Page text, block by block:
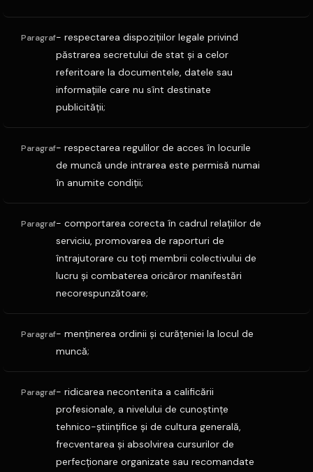
Paragraf- respectarea dispoziţiilor legale privind
păstrarea secretului de stat şi a celor
referitoare la documentele, datele sau
informaţiile care nu sînt destinate
publicităţii;
Paragraf- respectarea regulilor de acces în locurile
de muncă unde intrarea este permisă numai
în anumite condiţii;
Paragraf- comportarea corecta în cadrul relaţiilor de
serviciu, promovarea de raporturi de
întrajutorare cu toţi membrii colectivului de
lucru şi combaterea oricăror manifestări
necorespunzătoare;
Paragraf- menţinerea ordinii şi curăţeniei la locul de
muncă;
Paragraf- ridicarea necontenita a calificării
profesionale, a nivelului de cunoştinţe
tehnico-ştiinţifice şi de cultura generală,
frecventarea şi absolvirea cursurilor de
perfecţionare organizate sau recomandate